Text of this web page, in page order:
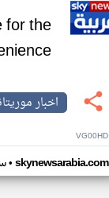
for the
اخبار
VG00HD
• skynewsarabia.com